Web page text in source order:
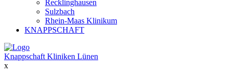
Recklinghausen
Sulzbach
Rhein-Maas Klinikum
KNAPPSCHAFT
Knappschaft Kliniken Lünen
x